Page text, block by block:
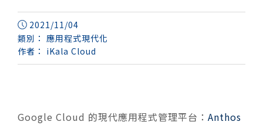
2021/11/04
類別： 應用程式現代化
作者： iKala Cloud
Google Cloud 的現代應用程式管理平台： Anthos